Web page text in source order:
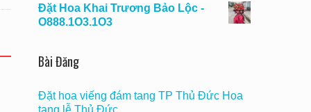
Đặt Hoa Khai Trương Bảo Lộc -
O888.1O3.1O3
Bài Đăng
Đặt hoa viếng đám tang TP Thủ Đức Hoa
tang lễ Thủ Đức